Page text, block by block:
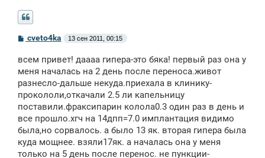
С
о
б
щ
н
и
е
cveto4ka 13 сен 2011, 00:15
всем привет! даааа гипера-это бяка! первый раз она у
меня началась на 2 день после переноса.живот
разнесло-дальше некуда.приехала в клинику-
прокололи,откачали 2.5 ли капельницу
поставили.фраксипарин колола0.3 один раз в день и
все прошло.хгч на 14дпп=7.0 имплантация видимо
была,но сорвалось. а было 13 як. вторая гипера была
куда мощнее. взяли17як. а началась она у меня
только на 5 день после перенос. не пункции-